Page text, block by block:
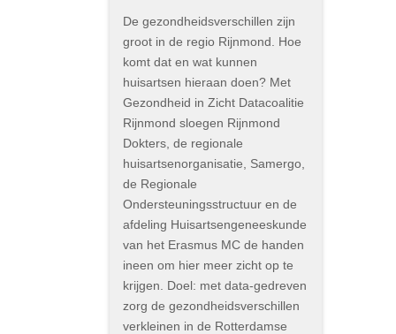
De gezondheidsverschillen zijn
groot in de regio Rijnmond. Hoe
komt dat en wat kunnen
huisartsen hieraan doen? Met
Gezondheid in Zicht Datacoalitie
Rijnmond sloegen Rijnmond
Dokters, de regionale
huisartsenorganisatie, Samergo,
de Regionale
Ondersteuningsstructuur en de
afdeling Huisartsengeneeskunde
van het Erasmus MC de handen
ineen om hier meer zicht op te
krijgen. Doel: met data-gedreven
zorg de gezondheidsverschillen
verkleinen in de Rotterdamse